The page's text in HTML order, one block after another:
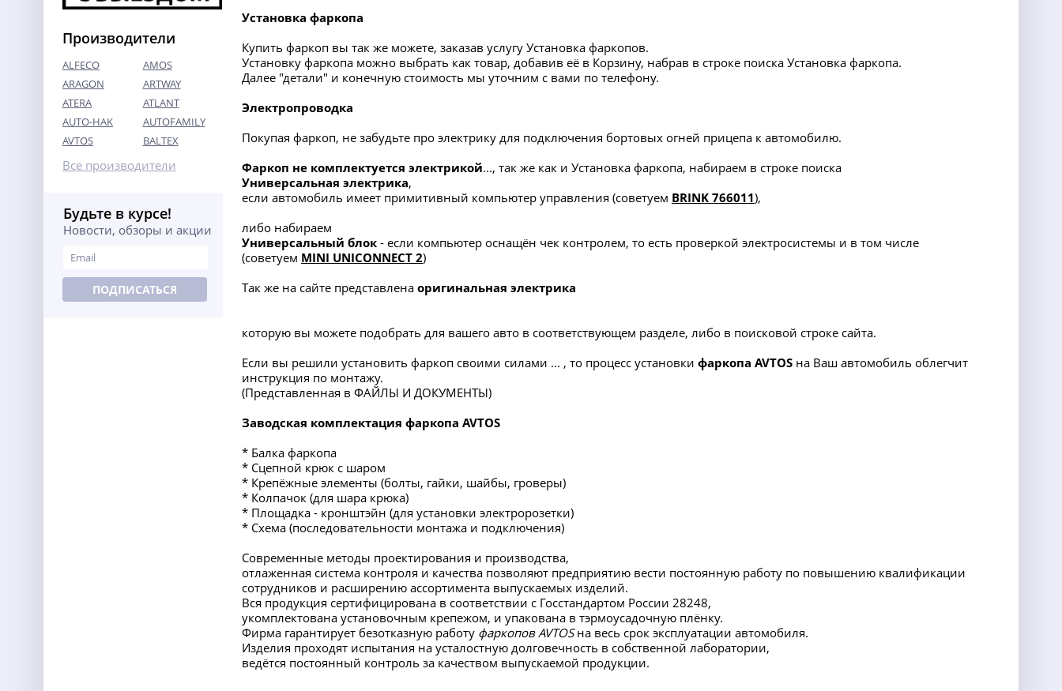
Производители
ALFECO
AMOS
ARAGON
ARTWAY
ATERA
ATLANT
AUTO-HAK
AUTOFAMILY
AVTOS
BALTEX
Все производители
Будьте в курсе!
Новости, обзоры и акции
ПОДПИСАТЬСЯ
Установка фаркопа
Купить фаркоп вы так же можете, заказав услугу Установка фаркопов.
Установку фаркопа можно выбрать как товар, добавив её в Корзину, набрав в строке поиска Установка фаркопа.
Далее "детали" и конечную стоимость мы уточним с вами по телефону.
Электропроводка
Покупая фаркоп, не забудьте про электрику для подключения бортовых огней прицепа к автомобилю.
Фаркоп не комплектуется электрикой..., так же как и Установка фаркопа, набираем в строке поиска
Универсальная электрика,
если автомобиль имеет примитивный компьютер управления (советуем BRINK 766011),
либо набираем
Универсальный блок - если компьютер оснащён чек контролем, то есть проверкой электросистемы и в том числе
(советуем MINI UNICONNECT 2)
Так же на сайте представлена оригинальная электрика
которую вы можете подобрать для вашего авто в соответствующем разделе, либо в поисковой строке сайта.
Если вы решили установить фаркоп своими силами ... , то процесс установки фаркопа AVTOS на Ваш автомобиль облегчит
инструкция по монтажу.
(Представленная в ФАЙЛЫ И ДОКУМЕНТЫ)
Заводская комплектация фаркопа AVTOS
* Балка фаркопа
* Сцепной крюк с шаром
* Крепёжные элементы (болты, гайки, шайбы, гроверы)
* Колпачок (для шара крюка)
* Площадка - кронштэйн (для установки электророзетки)
* Схема (последовательности монтажа и подключения)
Современные методы проектирования и производства,
отлаженная система контроля и качества позволяют предприятию вести постоянную работу по повышению квалификации
сотрудников и расширению ассортимента выпускаемых изделий.
Вся продукция сертифицирована в соответствии с Госстандартом России 28248,
укомплектована установочным крепежом, и упакована в тэрмоусадочную плёнку.
Фирма гарантирует безотказную работу фаркопов AVTOSна весь срок эксплуатации автомобиля.
Изделия проходят испытания на усталостную долговечность в собственной лаборатории,
ведётся постоянный контроль за качеством выпускаемой продукции.